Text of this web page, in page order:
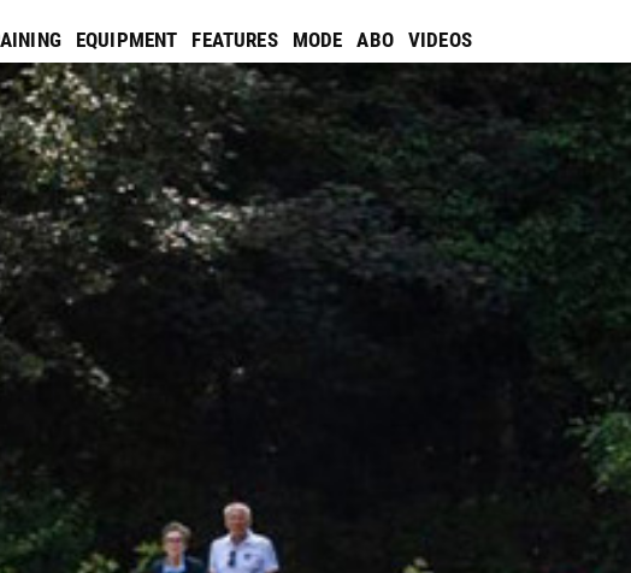
EQUIPMENT FEATURES MODE ABO VIDEOS